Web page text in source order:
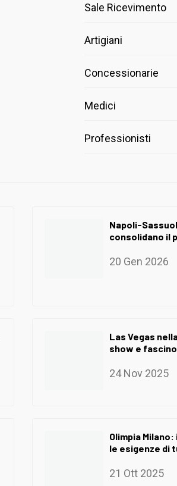
Sale Ricevimento
Artigiani
Concessionarie
Medici
Professionisti
Napoli-
consolidano il
20 Gen 2026
Las Vegas
show e
24 Nov 2025
Olimpia
le esigenze di
21 Ott 2025